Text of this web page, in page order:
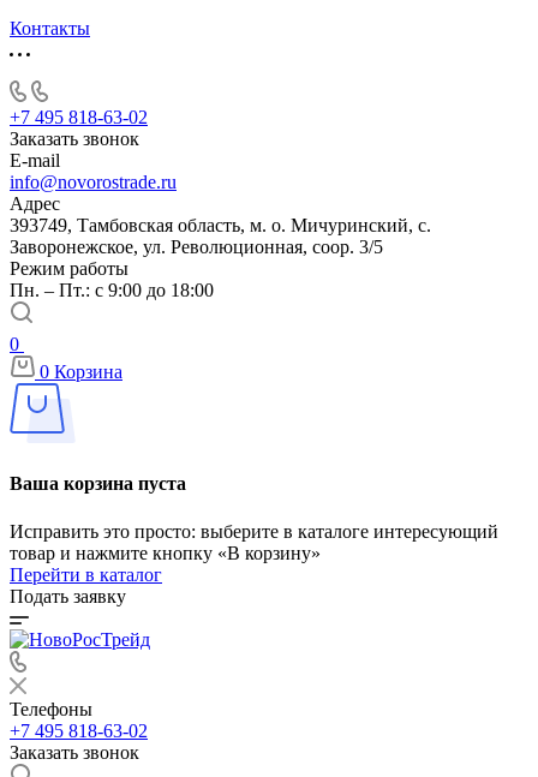
Контакты
+7 495 818-63-02
Заказать звонок
E-mail
info@novorostrade.ru
Адрес
393749, Тамбовская область, м. о. Мичуринский, с.
Заворонежское, ул. Революционная, соор. 3/5
Режим работы
Пн. – Пт.: с 9:00 до 18:00
0
0 Корзина
Ваша корзина пуста
Исправить это просто: выберите в каталоге интересующий
товар и нажмите кнопку «В корзину»
Перейти в каталог
Подать заявку
Телефоны
+7 495 818-63-02
Заказать звонок